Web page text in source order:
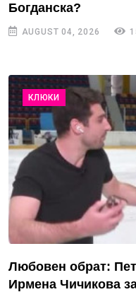
Богданска?
AUGUST 04, 2026
КЛЮКИ
Любовен обрат:
Ирмена Чичикова